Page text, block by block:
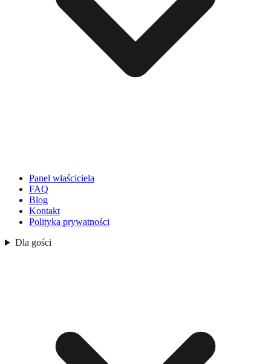
Panel właściciela
FAQ
Blog
Kontakt
Polityka prywatności
Dla gości